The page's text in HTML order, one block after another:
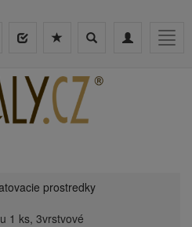
Toggle
Toggle
prostredky
1 ks, 3vrstvové